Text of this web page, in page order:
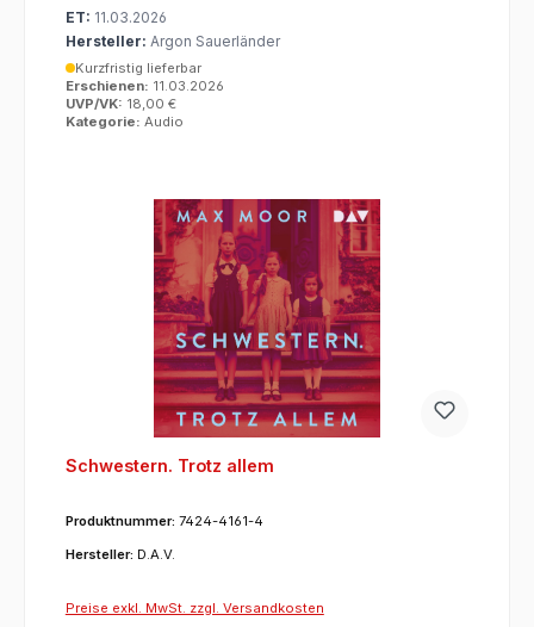
ET: 11.03.2026
Hersteller: Argon Sauerländer
Kurzfristig lieferbar
Erschienen: 11.03.2026
UVP/VK: 18,00 €
Kategorie: Audio
Schwestern. Trotz allem
Produktnummer: 7424-4161-4
Hersteller: D.A.V.
Preise exkl. MwSt. zzgl. Versandkosten